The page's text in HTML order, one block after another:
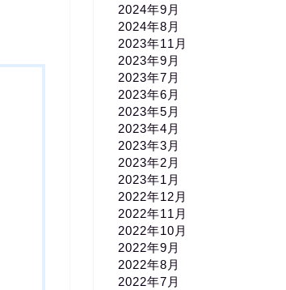
2024年9月
2024年8月
2023年11月
2023年9月
2023年7月
2023年6月
2023年5月
2023年4月
2023年3月
2023年2月
2023年1月
2022年12月
2022年11月
2022年10月
2022年9月
2022年8月
2022年7月